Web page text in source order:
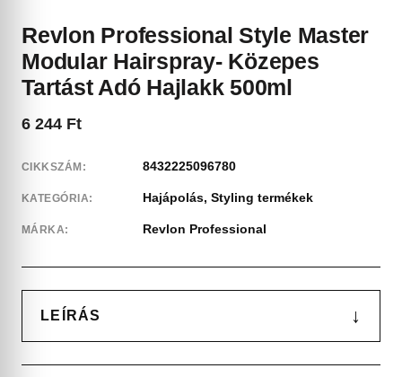
Revlon Professional Style Master
Modular Hairspray- Közepes
Tartást Adó Hajlakk 500ml
6 244 Ft
CIKKSZÁM: 8432225096780
KATEGÓRIA: Hajápolás, Styling termékek
MÁRKA: Revlon Professional
LEÍRÁS ↓